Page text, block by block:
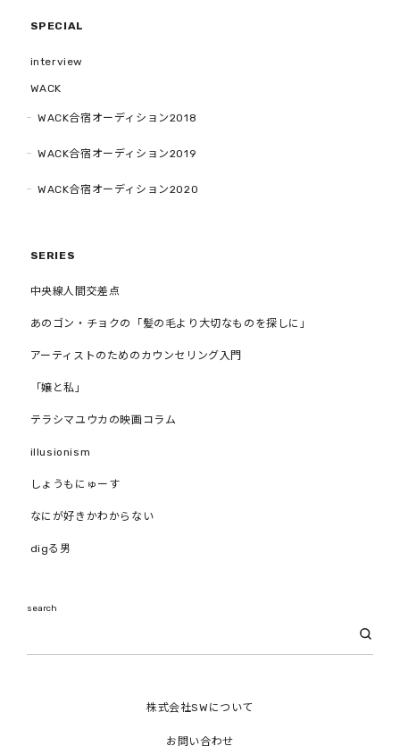
株式会社SWについて
お問い合わせ
SPECIAL
interview
WACK
WACK合宿オーディション2018
WACK合宿オーディション2019
WACK合宿オーディション2020
SERIES
中央線人間交差点
あのゴン・チョクの「髪の毛より大切なものを探しに」
アーティストのためのカウンセリング入門
「嬢と私」
テラシマユウカの映画コラム
illusionism
しょうもにゅーす
なにが好きかわからない
digる男
search